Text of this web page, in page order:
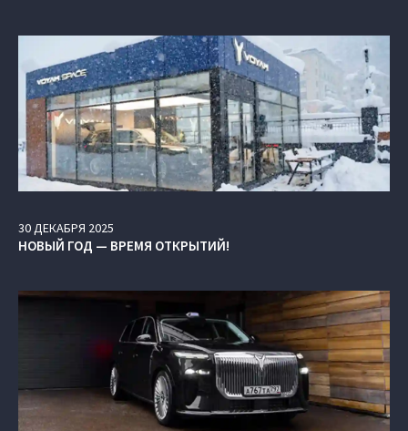
30 ДЕКАБРЯ 2025
НОВЫЙ ГОД — ВРЕМЯ ОТКРЫТИЙ!